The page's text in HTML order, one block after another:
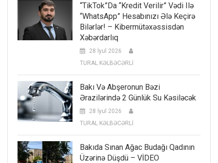
“TikTok”da “kredit Verilir” Vədi Ilə
“WhatsApp” Hesabınızı Ələ Keçirə
Bilərlər! – Kibermütəxəssisdən
Xəbərdarlıq
28 İyul 2026
TURAL KƏLBƏCƏRLİ
Bakı Və Abşeronun Bəzi
Ərazilərində 2 Günlük Su Kəsiləcək
28 İyul 2026
TURAL KƏLBƏCƏRLİ
Bakıda Sınan Ağac Budağı Qadının
Üzərinə Düşdü – VİDEO